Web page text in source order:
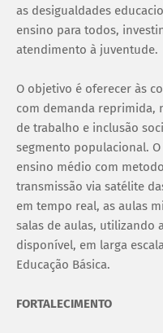
as desigualdades
ensino para todos,
atendimento à juventude.
O objetivo é oferecer às
com demanda reprimida,
de trabalho e inclusão
segmento populacional.
ensino médio com
transmissão via satélite
em tempo real, as aulas
salas de aulas, utilizando
disponível, em larga
Educação Básica.
FORTALECIMENTO